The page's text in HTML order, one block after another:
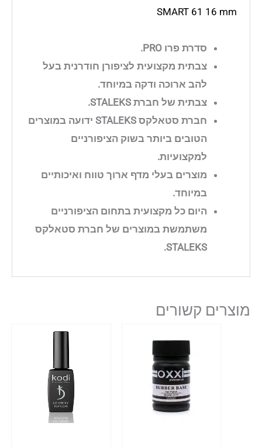
SMART 61 16 mm
סדרת פרו PRO.
צבתית מקצועית לציפורן חודרנית בעל
להב ארוכה ודקה במיוחד.
צבתית של חברת STALEKS.
חברת סטאלקס STALEKS ידועה במוצרים
הטובים ביותר בשוק הציפורניים
למקצועיות.
מוצרים בעלי מדף ארוך טווח ואיכותיים
במיוחד.
היום כל מקצועית בתחום הציפורניים
משתמשת במוצרים של חברת סטאלקס
STALEKS.
מוצרים קשורים